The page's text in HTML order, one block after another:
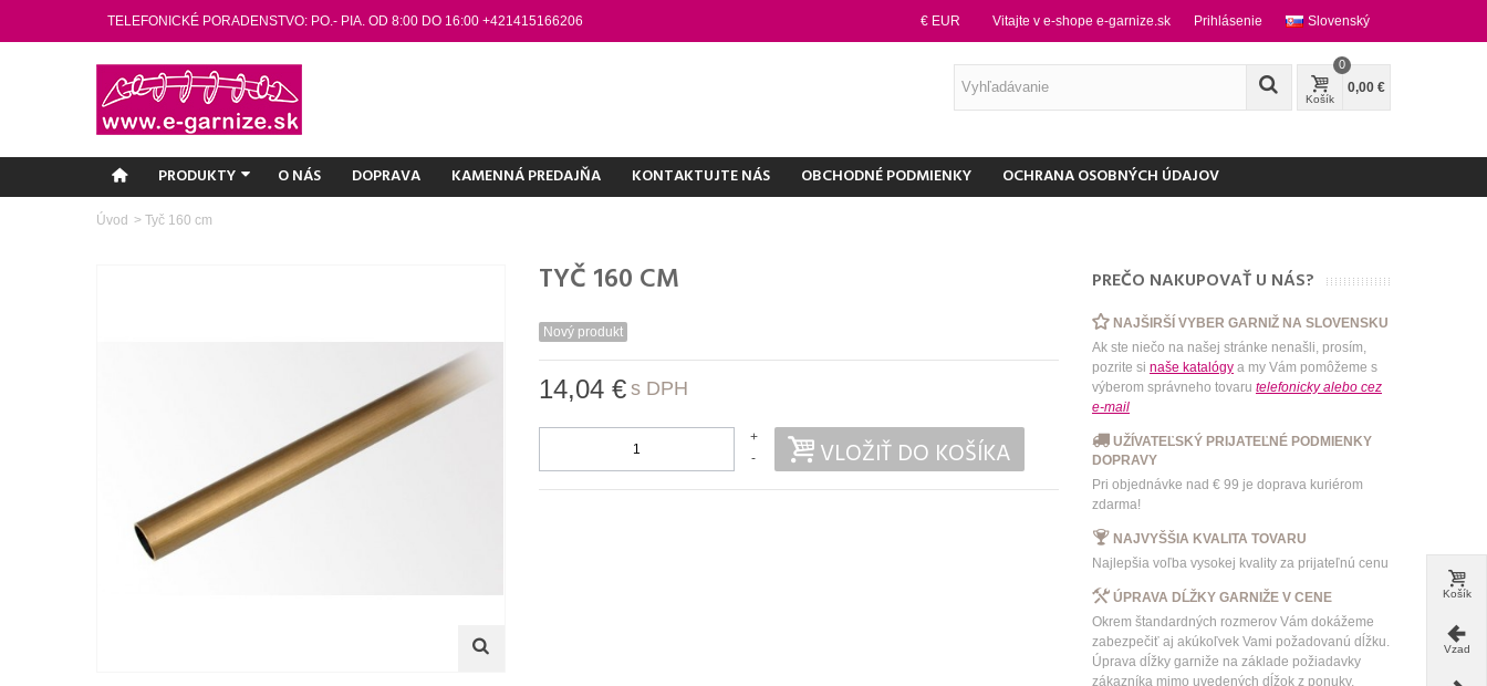
TELEFONICKÉ PORADENSTVO: PO.- PIA. OD 8:00 DO 16:00 +421415166206 Slovenský
Vitajte v e-shope e-garnize.sk Prihlásenie
€ EUR
Košík
0
0,00 €
PRODUKTY O NÁS DOPRAVA KAMENNÁ PREDAJŇA KONTAKTUJTE NÁS OBCHODNÉ PODMIENKY OCHRANA OSOBNÝCH ÚDAJOV
Úvod > Tyč 160 cm
TYČ 160 CM
Nový produkt
14,04 € s DPH
-
+ VLOŽIŤ DO KOŠÍKA
PREČO NAKUPOVAŤ U NÁS?
NAJŠIRŠÍ VYBER GARNIŽ NA SLOVENSKU
Ak ste niečo na našej stránke nenašli, prosím,
pozrite si naše katalógya my Vám pomôžeme s
výberom správneho tovaru telefonicky alebo cez
e-mail
UŽÍVATEĽSKÝ PRIJATEĽNÉ PODMIENKY
DOPRAVY
Pri objednávke nad € 99 je doprava kuriérom
zdarma!
NAJVYŠŠIA KVALITA TOVARU
Najlepšia voľba vysokej kvality za prijateľnú cenu
ÚPRAVA DĹŽKY GARNIŽE V CENE
Okrem štandardných rozmerov Vám dokážeme
zabezpečiť aj akúkoľvek Vami požadovanú dĺžku.
Úprava dĺžky garniže na základe požiadavky
zákazníka mimo uvedených dĺžok z ponuky.
Košík
Vzad